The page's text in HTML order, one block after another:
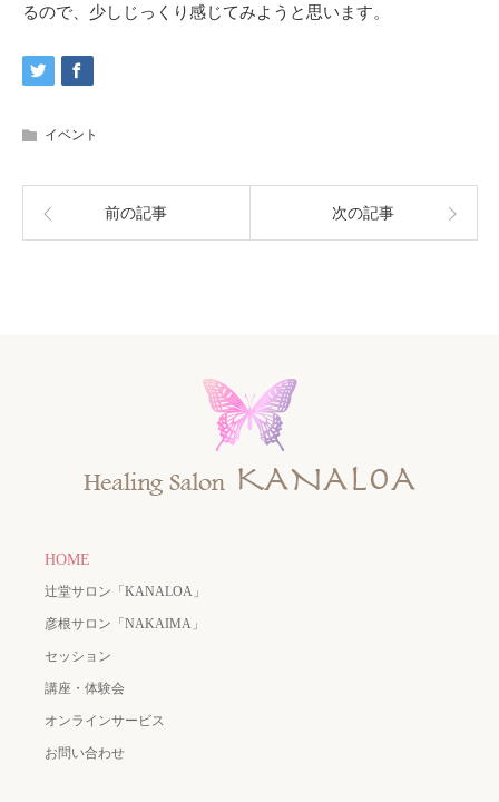
るので、少しじっくり感じてみようと思います。
イベント
前の記事 次の記事
HOME
辻堂サロン「KANALOA」
彦根サロン「NAKAIMA」
セッション
講座・体験会
オンラインサービス
お問い合わせ